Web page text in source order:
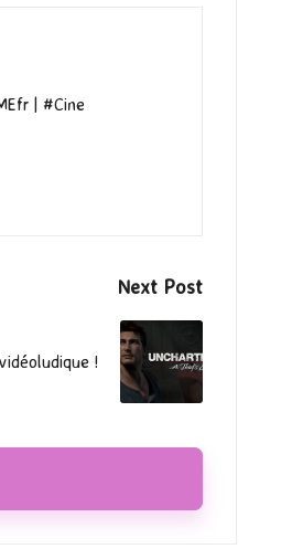
| #Cine
Next Post
!